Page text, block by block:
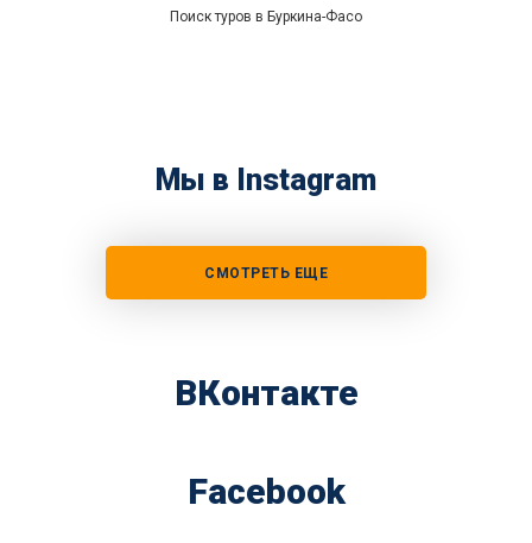
Поиск туров в Буркина-Фасо
Мы в Instagram
СМОТРЕТЬ ЕЩЕ
ВКонтакте
Facebook